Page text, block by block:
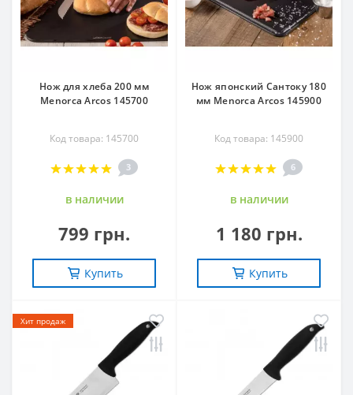
Нож для хлеба 200 мм
Menorca Arcos 145700
Код товара: 145700
3
в наличии
799 грн.
Купить
Нож японский Сантоку 180
мм Menorca Arcos 145900
Код товара: 145900
6
в наличии
1 180 грн.
Купить
Хит продаж